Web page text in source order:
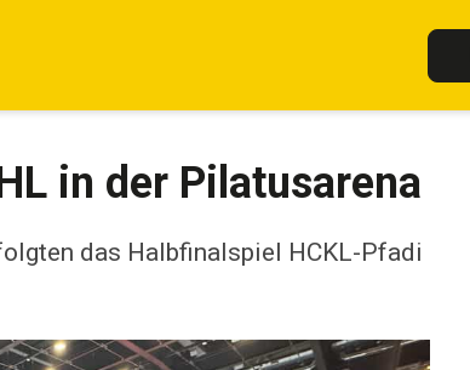
in der Pilatusarena
das Halbfinalspiel HCKL-Pfadi